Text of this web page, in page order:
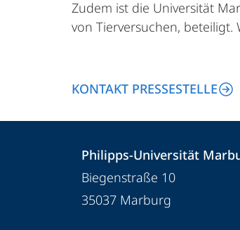
Zudem ist die Universität
von Tierversuchen,
KONTAKT PRESSESTELLE
Informationen
Kontaktinformationen
Philipps-
Universität
Marburg
Philipps-Universität
Biegenstraße 10
35037 Marburg